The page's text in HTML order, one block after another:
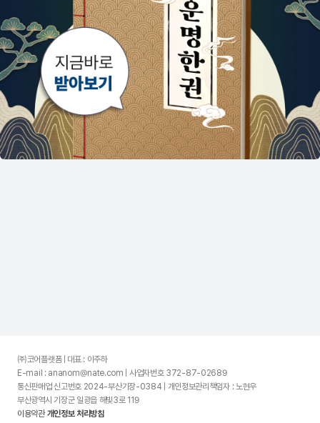
㈜코어플랫폼 | 대표 : 이주하
E-mail : ananom@nate.com | 사업자번호 372-87-02689
통신판매업 신고번호 2024-부산기장-0384 | 개인정보관리책임자 : 노현우
부산광역시 기장군 일광읍 해빛3로 119
이용약관 개인정보 처리방침